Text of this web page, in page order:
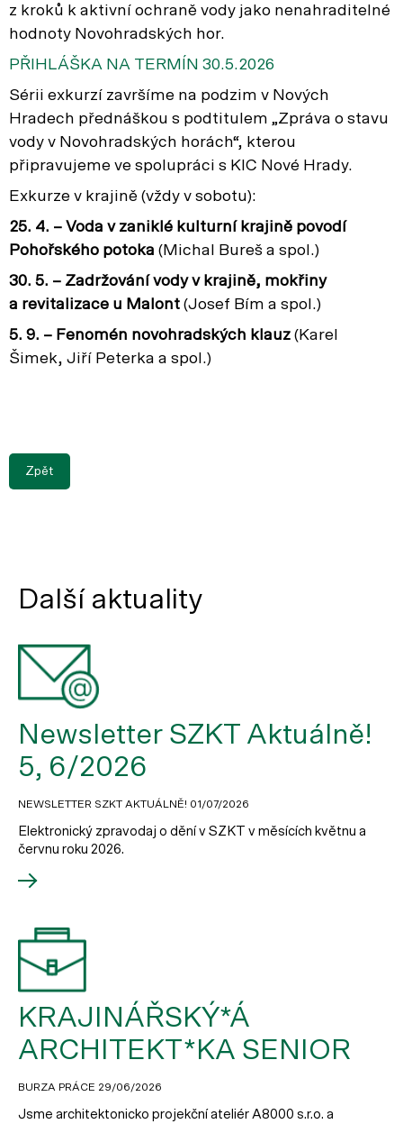
z kroků k aktivní ochraně vody jako nenahraditelné
hodnoty Novohradských hor.
PŘIHLÁŠKA NA TERMÍN 30.5.2026
Sérii exkurzí završíme na podzim v Nových
Hradech přednáškou s podtitulem „Zpráva o stavu
vody v Novohradských horách“, kterou
připravujeme ve spolupráci s KIC Nové Hrady.
Exkurze v krajině (vždy v sobotu):
25. 4. – Voda v zaniklé kulturní krajině povodí
Pohořského potoka (Michal Bureš a spol.)
30. 5. – Zadržování vody v krajině, mokřiny
a revitalizace u Malont (Josef Bím a spol.)
5. 9. – Fenomén novohradských klauz (Karel
Šimek, Jiří Peterka a spol.)
Zpět
Další aktuality
Newsletter SZKT Aktuálně!
5, 6/2026
NEWSLETTER SZKT AKTUÁLNĚ! 01/07/2026
Elektronický zpravodaj o dění v SZKT v měsících květnu a
červnu roku 2026.
KRAJINÁŘSKÝ*Á
ARCHITEKT*KA SENIOR
BURZA PRÁCE 29/06/2026
Jsme architektonicko projekční ateliér A8000 s.r.o. a